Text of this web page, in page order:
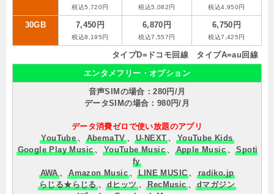
税込5,720円 税込5,082円 税込4,950円
30GB 7,450円
税込8,195円
6,870円
税込7,557円
6,750円
税込7,425円
タイプD=ドコモ回線 タイプA=au回線
エンタメフリー・オプション
音声SIMの場合：280円/月
データSIMの場合：980円/月
データ消費ゼロで使い放題のアプリ
YouTube 、 AbemaTV 、 U-NEXT 、
YouTube Kids
Google Play Music 、 YouTube Music 、 Apple Music 、
Spoti
fy
AWA 、 Amazon Music 、 LINE MUSIC 、
radiko.jp
らじる★らじる 、 dヒッツ 、 RecMusic 、
dマガジン